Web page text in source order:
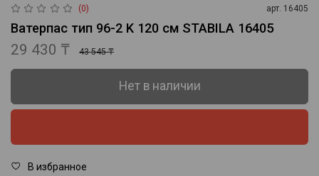
(0) арт. 16405
Ватерпас тип 96-2 K 120 см STABILA 16405
29 430 ₸ 43 545 ₸
Нет в наличии
В избранное